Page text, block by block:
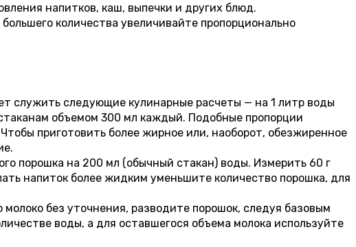
напитков, каш, выпечки и других блюд.
количества увеличивайте пропорционально
служить следующие кулинарные расчеты — на 1 литр воды
объемом 300 мл каждый. Подобные пропорции
приготовить более жирное или, наоборот, обезжиренное
порошка на 200 мл (обычный стакан) воды. Измерить 60 г
напиток более жидким уменьшите количество порошка, для
без уточнения, разводите порошок, следуя базовым
воды, а для оставшегося объема молока используйте